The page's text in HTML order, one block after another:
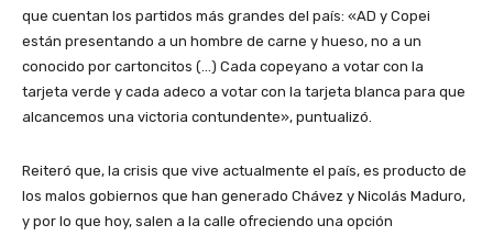
que cuentan los partidos más grandes del país: «AD y Copei
están presentando a un hombre de carne y hueso, no a un
conocido por cartoncitos (…) Cada copeyano a votar con la
tarjeta verde y cada adeco a votar con la tarjeta blanca para que
alcancemos una victoria contundente», puntualizó.
Reiteró que, la crisis que vive actualmente el país, es producto de
los malos gobiernos que han generado Chávez y Nicolás Maduro,
y por lo que hoy, salen a la calle ofreciendo una opción